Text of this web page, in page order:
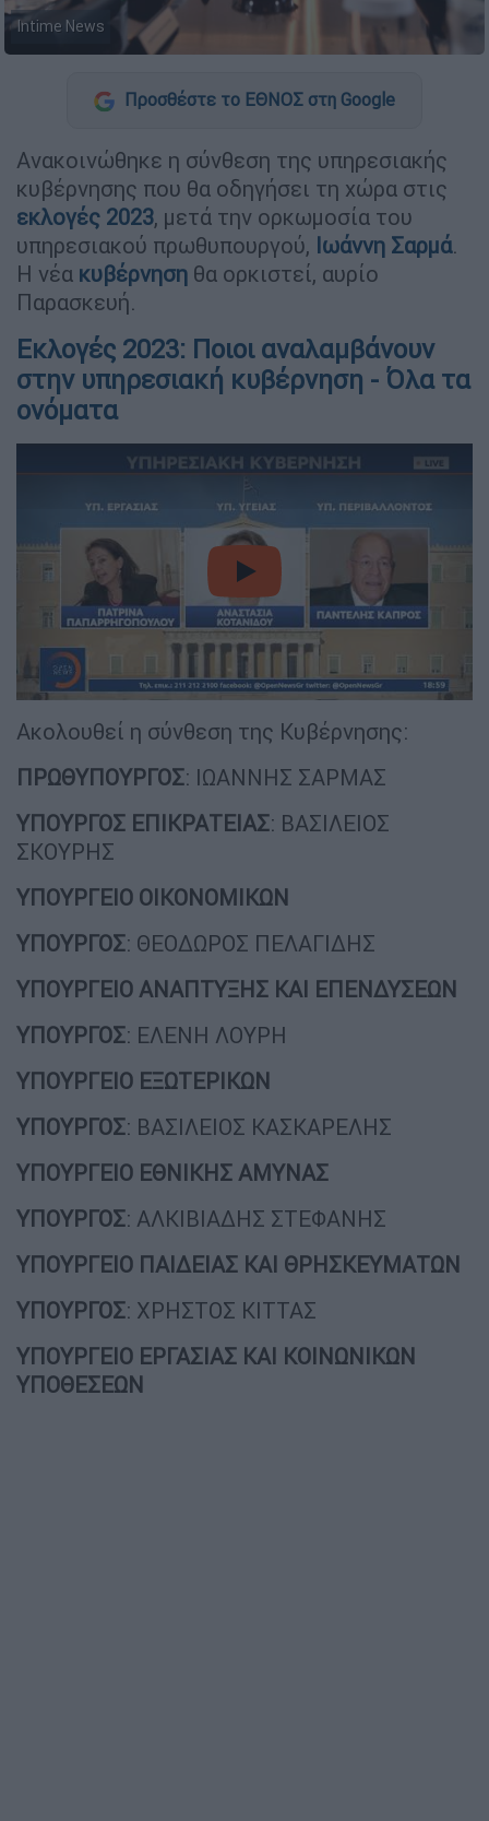
Intime News
Προσθέστε το ΕΘΝΟΣ στη Google
Ανακοινώθηκε η σύνθεση της υπηρεσιακής
κυβέρνησης που θα οδηγήσει τη χώρα στις
εκλογές 2023, μετά την ορκωμοσία του
υπηρεσιακού πρωθυπουργού, Ιωάννη Σαρμά.
Η νέα κυβέρνηση θα ορκιστεί, αυρίο
Παρασκευή.
Εκλογές 2023: Ποιοι αναλαμβάνουν
στην υπηρεσιακή κυβέρνηση - Όλα τα
ονόματα
video
Ακολουθεί η σύνθεση της Κυβέρνησης:
ΠΡΩΘΥΠΟΥΡΓΟΣ: ΙΩΑΝΝΗΣ ΣΑΡΜΑΣ
ΥΠΟΥΡΓΟΣ ΕΠΙΚΡΑΤΕΙΑΣ: ΒΑΣΙΛΕΙΟΣ
ΣΚΟΥΡΗΣ
ΥΠΟΥΡΓΕΙΟ ΟΙΚΟΝΟΜΙΚΩΝ
ΥΠΟΥΡΓΟΣ: ΘΕΟΔΩΡΟΣ ΠΕΛΑΓΙΔΗΣ
ΥΠΟΥΡΓΕΙΟ ΑΝΑΠΤΥΞΗΣ ΚΑΙ ΕΠΕΝΔΥΣΕΩΝ
ΥΠΟΥΡΓΟΣ: ΕΛΕΝΗ ΛΟΥΡΗ
ΥΠΟΥΡΓΕΙΟ ΕΞΩΤΕΡΙΚΩΝ
ΥΠΟΥΡΓΟΣ: ΒΑΣΙΛΕΙΟΣ ΚΑΣΚΑΡΕΛΗΣ
ΥΠΟΥΡΓΕΙΟ ΕΘΝΙΚΗΣ ΑΜΥΝΑΣ
ΥΠΟΥΡΓΟΣ: ΑΛΚΙΒΙΑΔΗΣ ΣΤΕΦΑΝΗΣ
ΥΠΟΥΡΓΕΙΟ ΠΑΙΔΕΙΑΣ ΚΑΙ ΘΡΗΣΚΕΥΜΑΤΩΝ
ΥΠΟΥΡΓΟΣ: ΧΡΗΣΤΟΣ ΚΙΤΤΑΣ
ΥΠΟΥΡΓΕΙΟ ΕΡΓΑΣΙΑΣ ΚΑΙ ΚΟΙΝΩΝΙΚΩΝ
ΥΠΟΘΕΣΕΩΝ